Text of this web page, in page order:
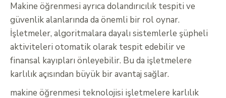
Makine öğrenmesi ayrıca dolandırıcılık tespiti ve
güvenlik alanlarında da önemli bir rol oynar.
İşletmeler, algoritmalara dayalı sistemlerle şüpheli
aktiviteleri otomatik olarak tespit edebilir ve
finansal kayıpları önleyebilir. Bu da işletmelere
karlılık açısından büyük bir avantaj sağlar.
makine öğrenmesi teknolojisi işletmelere karlılık